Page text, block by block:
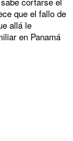
que el fallo de
allá le
en Panamá